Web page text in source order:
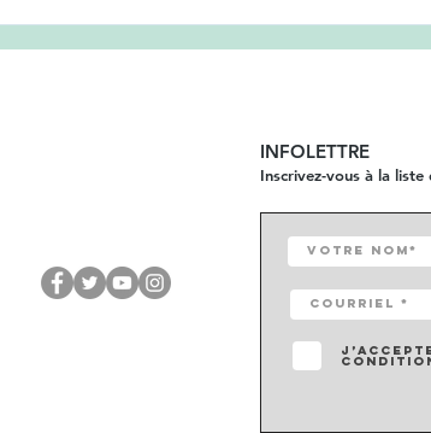
INFOLETTRE
Inscrivez-vous à la